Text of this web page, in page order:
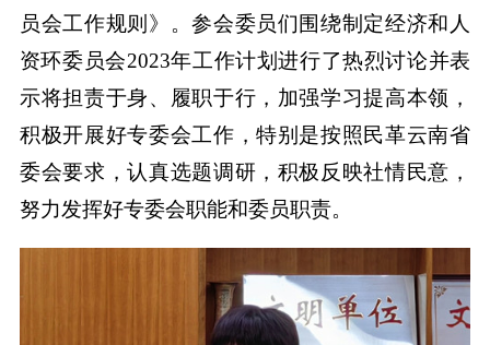
员会工作规则》。参会委员们围绕制定经济和人
资环委员会2023年工作计划进行了热烈讨论并表
示将担责于身、履职于行，加强学习提高本领，
积极开展好专委会工作，特别是按照民革云南省
委会要求，认真选题调研，积极反映社情民意，
努力发挥好专委会职能和委员职责。